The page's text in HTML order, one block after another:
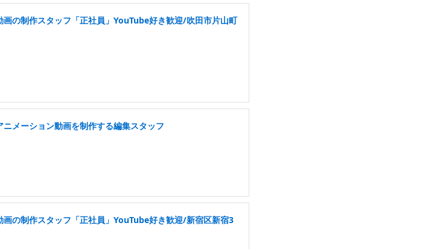
画の制作スタッフ「正社員」YouTube好き歓迎/吹田市片山町
ニメーション動画を制作する編集スタッフ
画の制作スタッフ「正社員」YouTube好き歓迎/新宿区新宿3